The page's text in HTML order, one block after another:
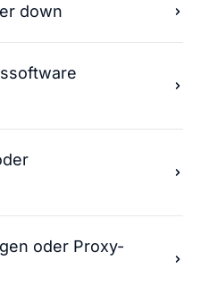
down
oder Proxy-